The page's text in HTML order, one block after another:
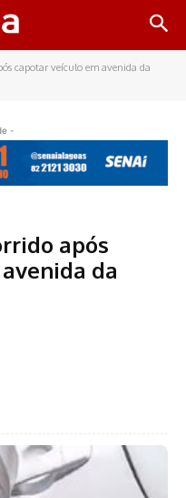
capotar veículo em avenida da
-
após
da